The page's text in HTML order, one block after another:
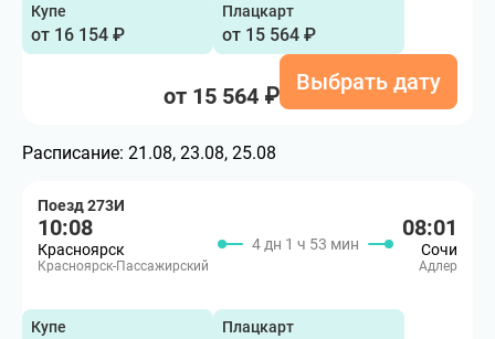
Купе
от 16 154 ₽
Плацкарт
от 15 564 ₽
от 15 564 ₽
Выбрать дату
Расписание: 21.08, 23.08, 25.08
Поезд 273И
10:08
Красноярск
Красноярск-Пассажирский
4 дн 1 ч 53 мин
08:01
Сочи
Адлер
Купе Плацкарт